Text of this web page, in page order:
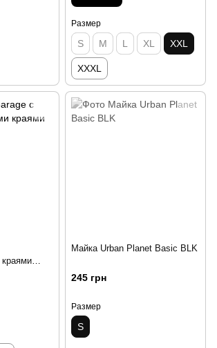
Размер
S M L XL XXL
XXXL
Майка Urban Planet Basic BLK
245 грн
Размер
S